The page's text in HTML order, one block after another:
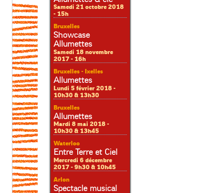
Samedi 21 octobre 2018
- 15h
Bruxelles
Showcase
Allumettes
Samedi 18 novembre
2017 - 16h
Bruxelles - Ixelles
Allumettes
Lundi 5 février 2018 -
10h30 & 13h30
Bruxelles
Allumettes
Mardi 8 mai 2018 -
10h30 & 13h45
Waterloo
Entre Terre et Ciel
Mercredi 6 décembre
2017 - 9h30 & 10h45
Arlon
Spectacle musical